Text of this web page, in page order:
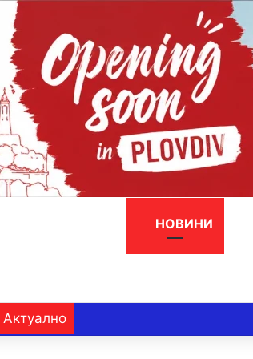
НОВИНИ
Актуално